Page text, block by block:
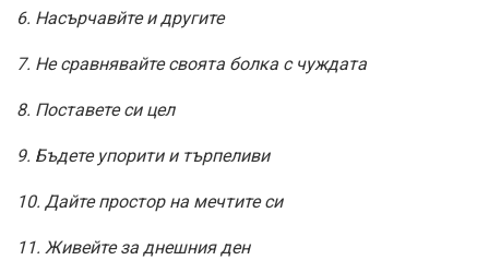
6. Насърчавйте и другите
7. Не сравнявайте своята болка с чуждата
8. Поставете си цел
9. Бъдете упорити и търпеливи
10. Дайте простор на мечтите си
11. Живейте за днешния ден